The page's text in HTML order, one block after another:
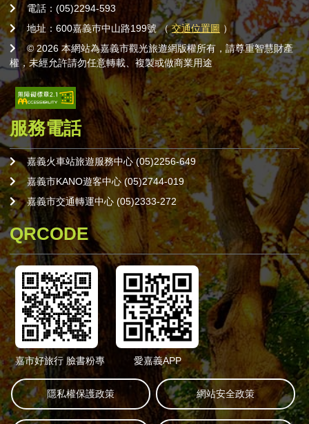
電話：(05)2294-593
地址：600嘉義巿中山路199號 （交通位置圖 ）
© 2026 本網站為嘉義市觀光旅遊網版權所有，請尊重智慧財產
權，未經允許請勿任意轉載、複製或做商業用途
服務電話
嘉義火車站旅遊服務中心 (05)2256-649
嘉義市KANO遊客中心 (05)2744-019
嘉義市交通轉運中心 (05)2333-272
QRCODE
嘉市好旅行 臉書粉專 愛嘉義APP
隱私權保護政策 網站安全政策